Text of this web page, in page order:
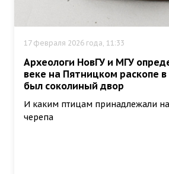
17 февраля 2026 года, 11:33
Археологи НовГУ и МГУ
веке на Пятницком раскопе в
был соколиный двор
И каким птицам принадлежали
черепа